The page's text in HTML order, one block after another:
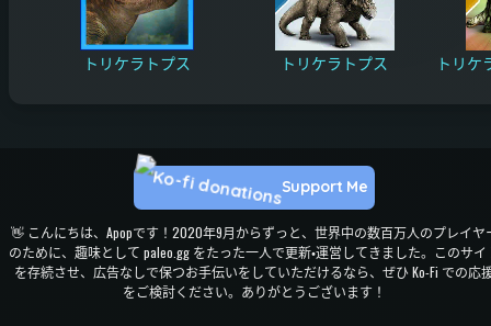
トリケラトプス トリケラトプス トリケ
👋 こんにちは、Apopです！2020年9月からずっと、世界中の数百万人のプレイヤ
のために、趣味として paleo.gg をたった一人で更新・運営してきました。このサイ
を存続させ、広告なしで保つお手伝いをしていただけるなら、ぜひ Ko-Fi での応
をご検討ください。ありがとうございます！
Support Me